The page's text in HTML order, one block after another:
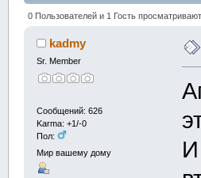
0 Пользователей и 1 Гость
kadmy
Sr. Member
Сообщений: 626
Karma: +1/-0
Пол:
Мир вашему дому
И